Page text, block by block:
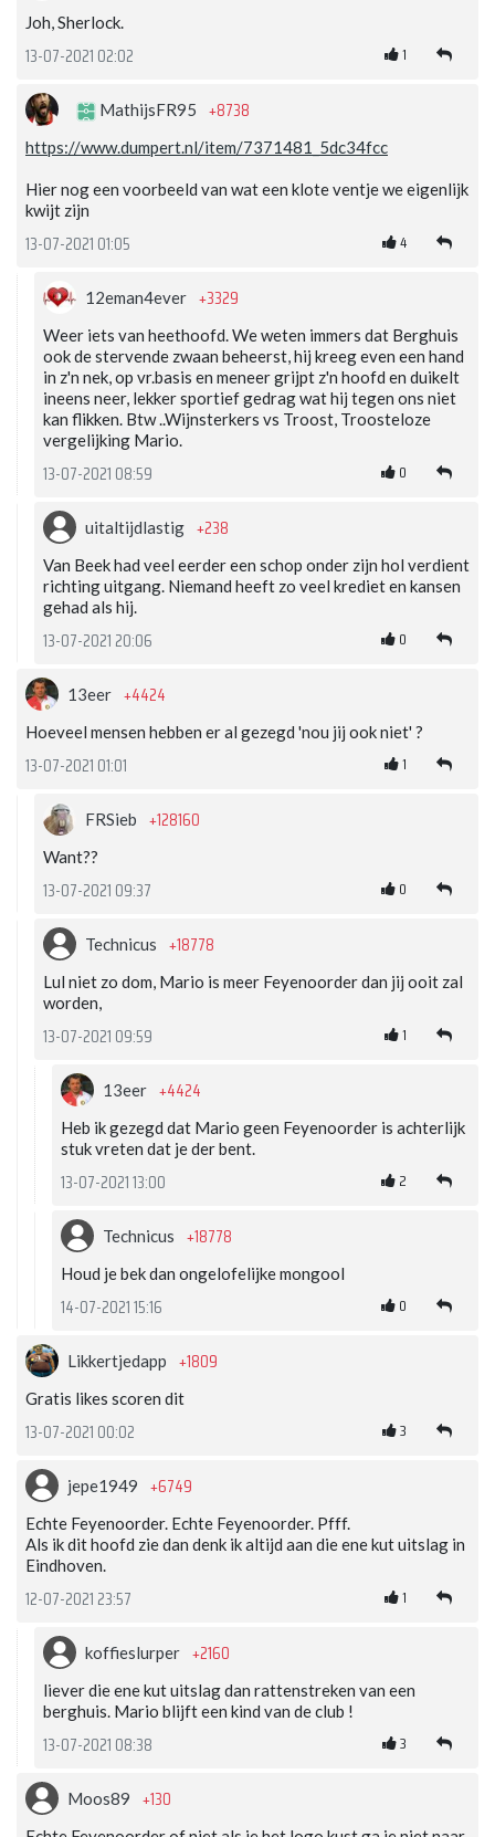
Joh, Sherlock.
13-07-2021 02:02 1
MathijsFR95 +8738
https://www.dumpert.nl/item/7371481_5dc34fcc
Hier nog een voorbeeld van wat een klote ventje we eigenlijk
kwijt zijn
13-07-2021 01:05 4
12eman4ever +3329
Weer iets van heethoofd. We weten immers dat Berghuis
ook de stervende zwaan beheerst, hij kreeg even een hand
in z'n nek, op vr.basis en meneer grijpt z'n hoofd en duikelt
ineens neer, lekker sportief gedrag wat hij tegen ons niet
kan flikken. Btw ..Wijnsterkers vs Troost, Troosteloze
vergelijking Mario.
13-07-2021 08:59 0
uitaltijdlastig +238
Van Beek had veel eerder een schop onder zijn hol verdient
richting uitgang. Niemand heeft zo veel krediet en kansen
gehad als hij.
13-07-2021 20:06 0
13eer +4424
Hoeveel mensen hebben er al gezegd 'nou jij ook niet' ?
13-07-2021 01:01 1
FRSieb +128160
Want??
13-07-2021 09:37 0
Technicus +18778
Lul niet zo dom, Mario is meer Feyenoorder dan jij ooit zal
worden,
13-07-2021 09:59 1
13eer +4424
Heb ik gezegd dat Mario geen Feyenoorder is achterlijk
stuk vreten dat je der bent.
13-07-2021 13:00 2
Technicus +18778
Houd je bek dan ongelofelijke mongool
14-07-2021 15:16 0
Likkertjedapp +1809
Gratis likes scoren dit
13-07-2021 00:02 3
jepe1949 +6749
Echte Feyenoorder. Echte Feyenoorder. Pfff.
Als ik dit hoofd zie dan denk ik altijd aan die ene kut uitslag in
Eindhoven.
12-07-2021 23:57 1
koffieslurper +2160
liever die ene kut uitslag dan rattenstreken van een
berghuis. Mario blijft een kind van de club !
13-07-2021 08:38 3
Moos89 +130